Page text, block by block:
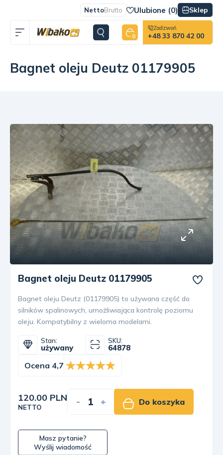
NettoBrutto Ulubione (0) Sklep
0
Zadzwoń
+48 33 870 42 00
Bagnet oleju Deutz 01179905
Bagnet oleju Deutz 01179905
Bagnet oleju Deutz (01179905) to używana część do
silników spalinowych, umożliwiająca kontrolę poziomu
oleju. Kompatybilny z wieloma modelami.
Stan:
używany
SKU:
64878
Ocena 4,7
120.00 PLN
NETTO - + Do koszyka
Masz pytanie?
Wyślij wiadomość